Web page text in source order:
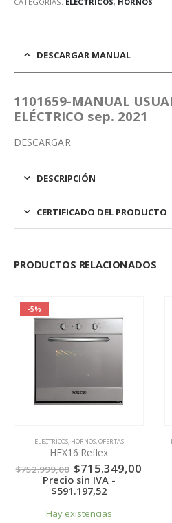
DESCARGAR MANUAL
1101659-MANUAL
ELÉCTRICO sep. 2021
DESCARGAR
DESCRIPCIÓN
CERTIFICADO DEL PRODUCTO
PRODUCTOS RELACIONADOS
-5%
ELECTRICOS, HORNOS,OFERTAS
HEX16 Reflex
$752.999,00 El
precio
original
era:
$752.999,00.
$715.349,00
Precio sin IVA -
$591.197,52
Hay existencias